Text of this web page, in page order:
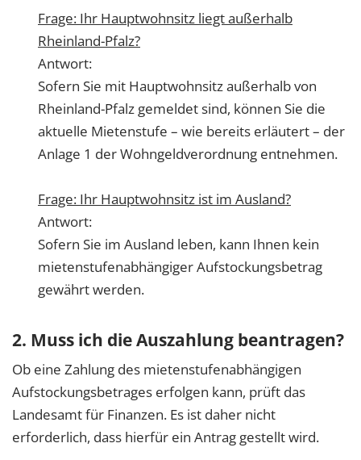
Frage: Ihr Hauptwohnsitz liegt außerhalb
Rheinland-Pfalz?
Antwort:
Sofern Sie mit Hauptwohnsitz außerhalb von
Rheinland-Pfalz gemeldet sind, können Sie die
aktuelle Mietenstufe – wie bereits erläutert – der
Anlage 1 der Wohngeldverordnung entnehmen.
Frage: Ihr Hauptwohnsitz ist im Ausland?
Antwort:
Sofern Sie im Ausland leben, kann Ihnen kein
mietenstufenabhängiger Aufstockungsbetrag
gewährt werden.
2. Muss ich die Auszahlung beantragen?
Ob eine Zahlung des mietenstufenabhängigen
Aufstockungsbetrages erfolgen kann, prüft das
Landesamt für Finanzen. Es ist daher nicht
erforderlich, dass hierfür ein Antrag gestellt wird.